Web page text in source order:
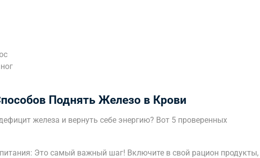
Поднять Железо в Крови
железа и вернуть себе энергию? Вот 5 проверенных
Это самый важный шаг! Включите в свой рацион продукты,